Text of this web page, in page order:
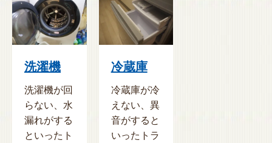
洗濯機
洗濯機が回
らない、水
漏れがする
といったト
冷蔵庫
冷蔵庫が冷
えない、異
音がすると
いったトラ